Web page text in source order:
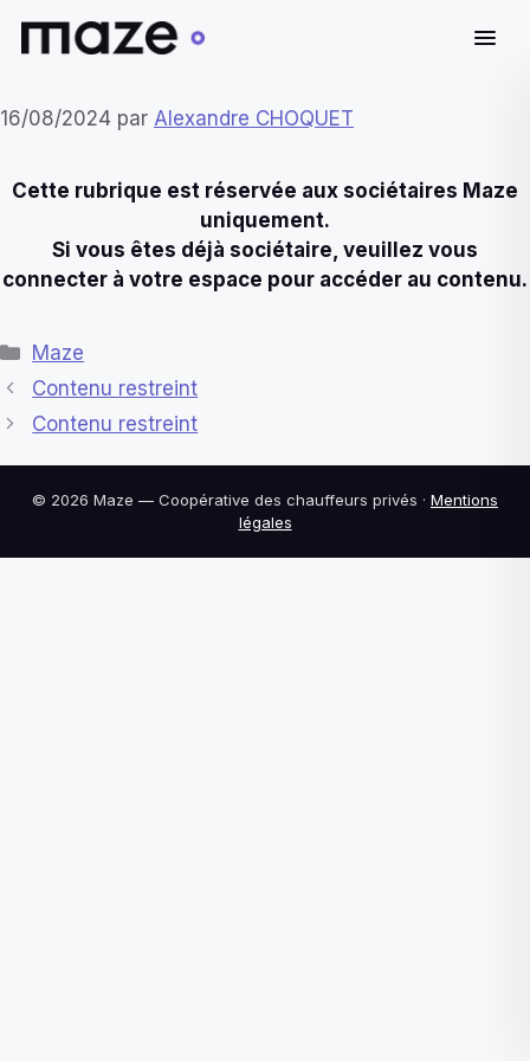
au
16/08/2024 par Alexandre CHOQUET
Cette rubrique est réservée aux sociétaires Maze
uniquement.
Si vous êtes déjà sociétaire, veuillez vous
connecter à votre espace pour accéder au contenu.
Catégories
Maze
Contenu restreint
Contenu restreint
© 2026 Maze — Coopérative des chauffeurs privés · Mentions
légales